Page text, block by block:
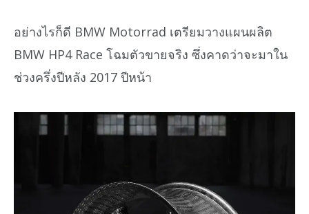
อย่างไรก็ดี BMW Motorrad เตรียมวางแผนผลิต
BMW HP4 Race โฉมตัวขายจริง ซึ่งคาดว่าจะมาใน
ช่วงครึ่งปีหลัง 2017 ปีหน้า